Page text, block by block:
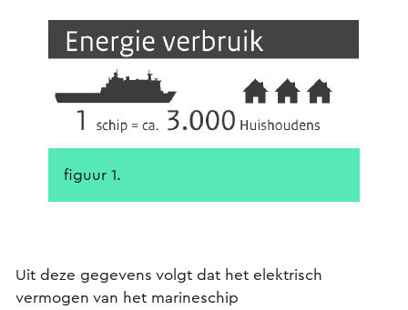
figuur 1.
Uit deze gegevens volgt dat het elektrisch
vermogen van het marineschip